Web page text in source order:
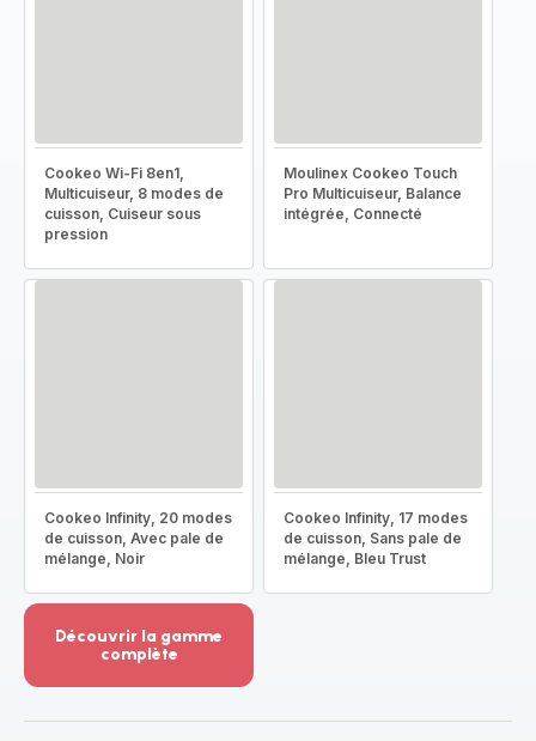
Cookeo Wi-Fi 8en1,
Multicuiseur, 8 modes de
cuisson, Cuiseur sous
pression
Moulinex Cookeo Touch
Pro Multicuiseur, Balance
intégrée, Connecté
Cookeo Infinity, 20 modes
de cuisson, Avec pale de
mélange, Noir
Cookeo Infinity, 17 modes
de cuisson, Sans pale de
mélange, Bleu Trust
Découvrir la gamme
complète
-